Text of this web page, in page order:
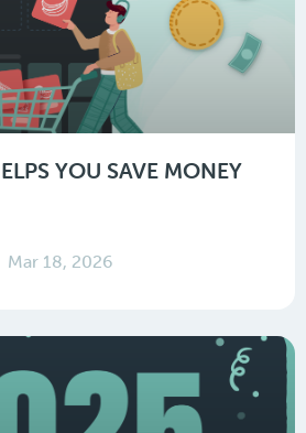
YOU SAVE MONEY
Mar 18, 2026